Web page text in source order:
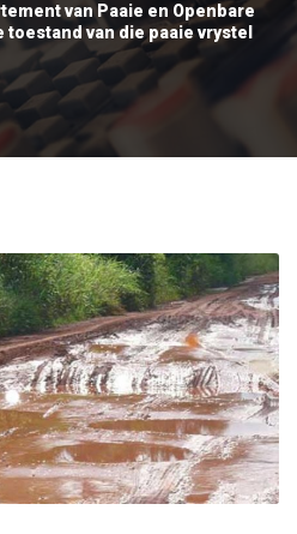
van Paaie en Openbare
toestand van die paaie vrystel